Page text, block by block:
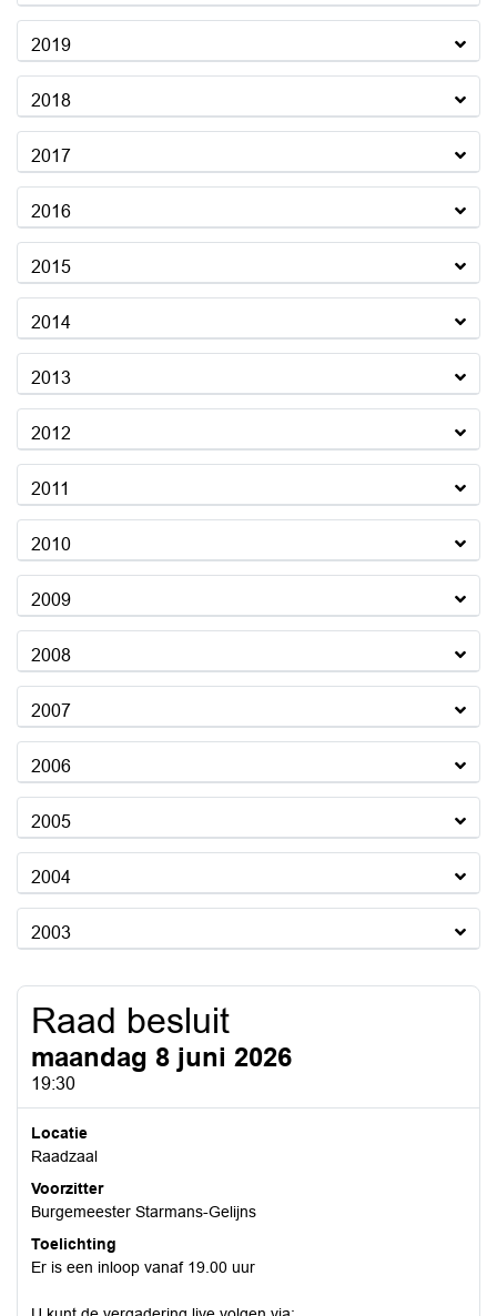
2019
2018
2017
2016
2015
2014
2013
2012
2011
2010
2009
2008
2007
2006
2005
2004
2003
Raad besluit
maandag 8 juni 2026
19:30
Locatie
Raadzaal
Voorzitter
Burgemeester Starmans-Gelijns
Toelichting
Er is een inloop vanaf 19.00 uur